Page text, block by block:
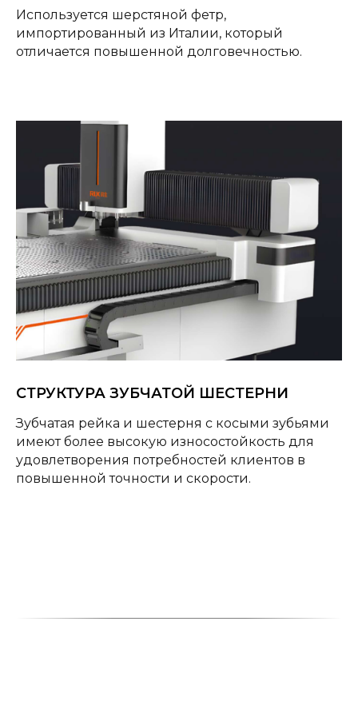
Используется шерстяной фетр,
импортированный из Италии, который
отличается повышенной долговечностью.
СТРУКТУРА ЗУБЧАТОЙ ШЕСТЕРНИ
Зубчатая рейка и шестерня с косыми зубьями
имеют более высокую износостойкость для
удовлетворения потребностей клиентов в
повышенной точности и скорости.